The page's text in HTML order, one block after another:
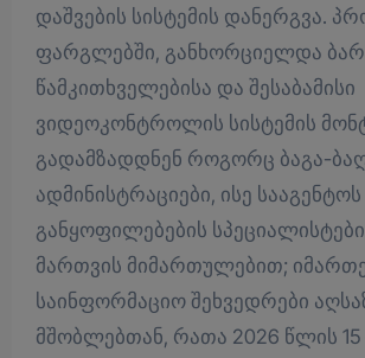
დაშვების სისტემის დანერგვა.
ფარგლებში, განხორციელდა
წამკითხველებისა და შესაბამისი
ვიდეოკონტროლის სისტემის
გადამზადდნენ როგორც ბაგა-
ადმინისტრაციები, ისე სააგენტოს
განყოფილებების
მართვის მიმართულებით;
საინფორმაციო შეხვედრები
მშობლებთან, რათა 2026 წლის 15